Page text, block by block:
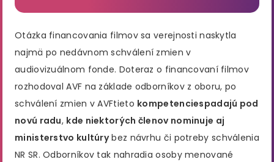
Otázka financovania filmov sa verejnosti naskytla
najmä po nedávnom schválení zmien v
audiovizuálnom fonde. Doteraz o financovaní filmov
rozhodoval AVF na základe odborníkov z oboru, po
schválení zmien v AVFtieto kompetenciespadajú pod
novú radu, kde niektorých členov nominuje aj
ministerstvo kultúrybez návrhu či potreby schválenia
NR SR. Odborníkov tak nahradia osoby menované